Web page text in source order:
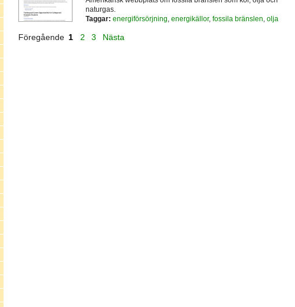
naturgas.
Taggar: energiförsörjning energikällor, fossila bränslen olja
Föregående 1 2 3 Nästa